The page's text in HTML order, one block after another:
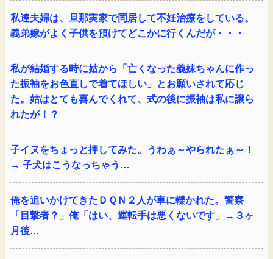
私達夫婦は、旦那実家で同居して不妊治療をしている。
義弟嫁がよく子供を預けてどこかに行くんだが・・・
私が結婚する時に姑から「亡くなった義妹ちゃんに作っ
た振袖をお色直しで着てほしい」とお願いされて応じ
た。姑はとても喜んでくれて、式の後に振袖は私に譲ら
れたが！？
子イヌをちょっと押してみた。うわぁ～やられたぁ～！
→ 子犬はこうなっちゃう…
俺を追いかけてきたＤＱＮ２人が車に轢かれた。警察
「目撃者？」俺「はい、運転手は悪くないです」→３ヶ
月後…